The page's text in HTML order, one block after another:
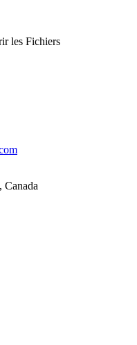
les Fichiers
Canada